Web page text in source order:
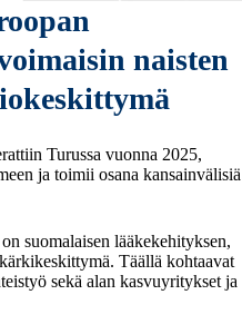
naisten
Turussa vuonna 2025,
ja toimii osana kansainvälisiä
suomalaisen lääkekehityksen,
Täällä kohtaavat
sekä alan kasvuyritykset ja